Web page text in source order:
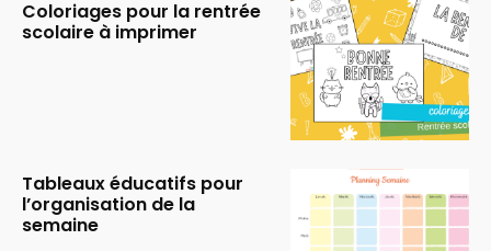
Coloriages pour la rentrée
scolaire à imprimer
Tableaux éducatifs pour
l’organisation de la
semaine